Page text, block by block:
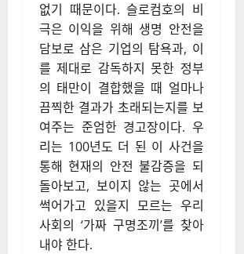
없기 때문이다. 슬로컴호의 비
극은 이익을 위해 생명 안전을
담보로 삼은 기업의 탐욕과, 이
를 제대로 감독하지 못한 정부
의 태만이 결합했을 때 얼마나
끔찍한 결과가 초래되는지를 보
여주는 준엄한 경고장이다. 우
리는 100년도 더 된 이 사건을
통해 현재의 안전 불감증을 되
돌아보고, 보이지 않는 곳에서
썩어가고 있을지 모르는 우리
사회의 ‘가짜 구명조끼’를 찾아
내야 한다.